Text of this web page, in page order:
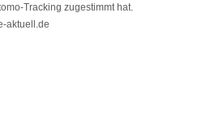
Tracking zugestimmt hat.
aktuell.de